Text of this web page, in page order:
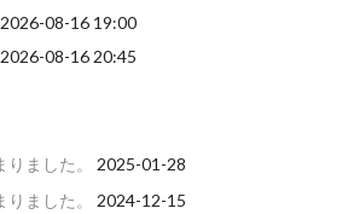
08-16 19:00
08-16 20:45
ました。
2025-01-28
ました。
2024-12-15